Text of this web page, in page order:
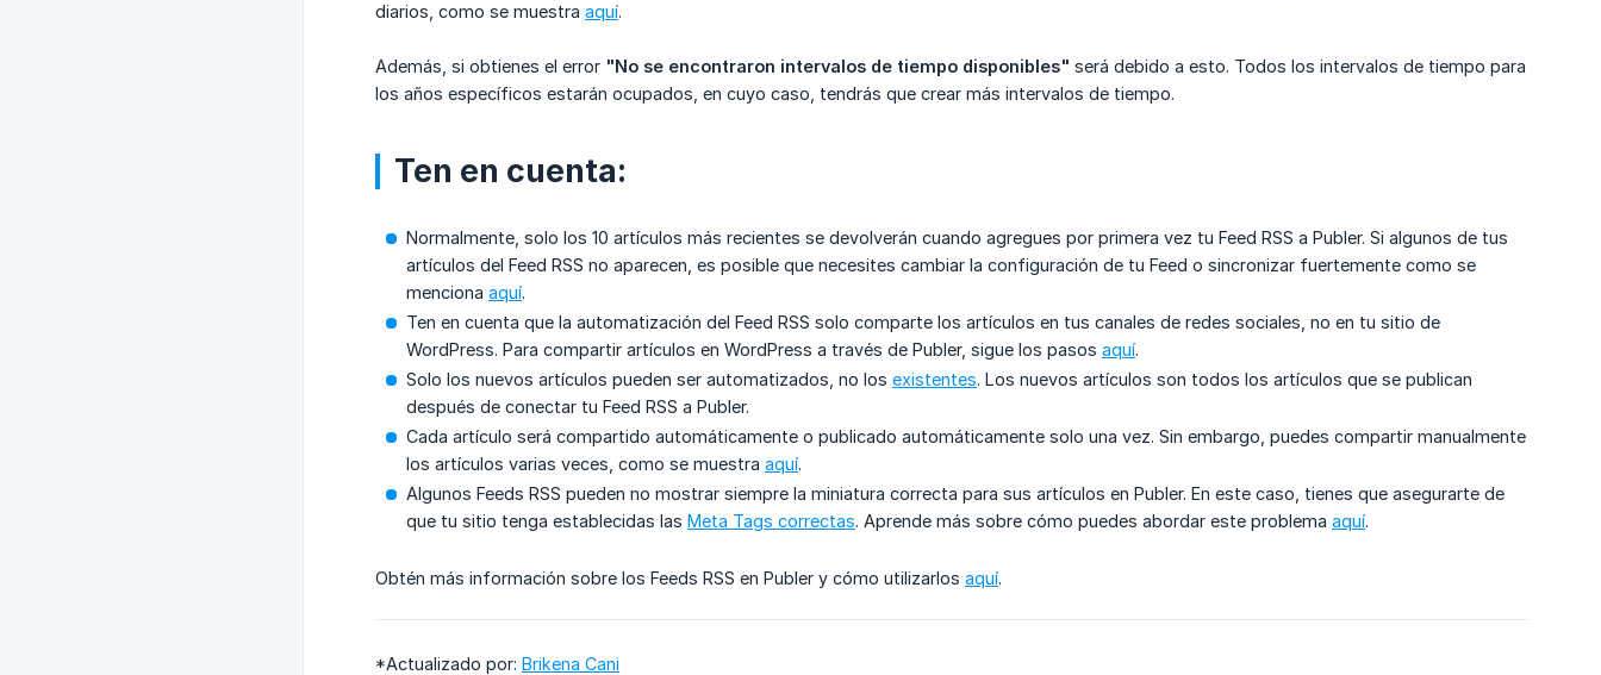
diarios, como se muestra aquí.
Además, si obtienes el error "No se encontraron intervalos de tiempo disponibles" será debido a esto. Todos los intervalos de tiempo para
los años específicos estarán ocupados, en cuyo caso, tendrás que crear más intervalos de tiempo.
Ten en cuenta:
Normalmente, solo los 10 artículos más recientes se devolverán cuando agregues por primera vez tu Feed RSS a Publer. Si algunos de tus
artículos del Feed RSS no aparecen, es posible que necesites cambiar la configuración de tu Feed o sincronizar fuertemente como se
menciona aquí.
Ten en cuenta que la automatización del Feed RSS solo comparte los artículos en tus canales de redes sociales, no en tu sitio de
WordPress. Para compartir artículos en WordPress a través de Publer, sigue los pasos aquí.
Solo los nuevos artículos pueden ser automatizados, no los existentes. Los nuevos artículos son todos los artículos que se publican
después de conectar tu Feed RSS a Publer.
Cada artículo será compartido automáticamente o publicado automáticamente solo una vez. Sin embargo, puedes compartir manualmente
los artículos varias veces, como se muestra aquí.
Algunos Feeds RSS pueden no mostrar siempre la miniatura correcta para sus artículos en Publer. En este caso, tienes que asegurarte de
que tu sitio tenga establecidas las Meta Tags correctas. Aprende más sobre cómo puedes abordar este problema aquí.
Obtén más información sobre los Feeds RSS en Publer y cómo utilizarlos aquí.
*Actualizado por: Brikena Cani